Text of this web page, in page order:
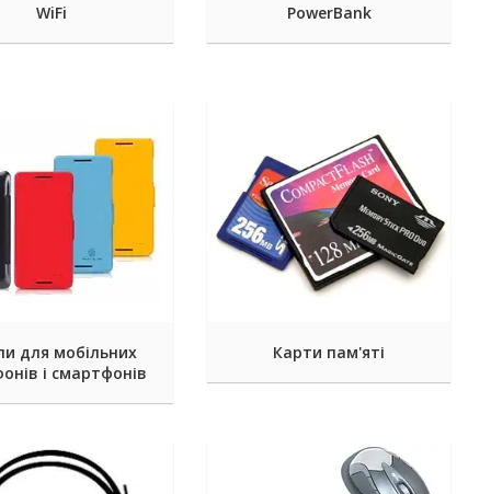
WiFi PowerBank
для мобільних
і смартфонів
Карти пам'яті